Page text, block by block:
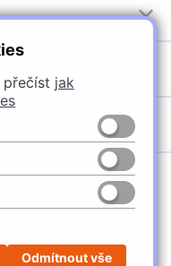
jak
Odmítnout vše